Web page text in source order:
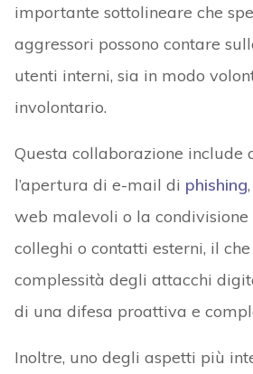
importante sottolineare che
aggressori possono contare
utenti interni, sia in modo
involontario.
Questa collaborazione include
l’apertura di e-mail di phishing
web malevoli o la condivisione
colleghi o contatti esterni, il
complessità degli attacchi
di una difesa proattiva e
Inoltre, uno degli aspetti più